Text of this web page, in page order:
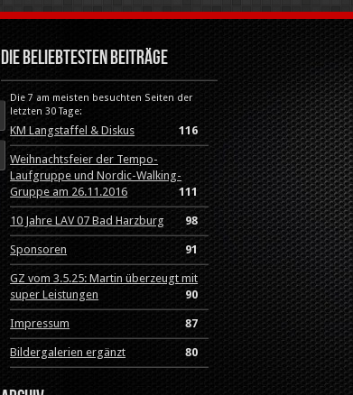
Die beliebtesten Beiträge
Die 7 am meisten besuchten Seiten der
letzten 30 Tage:
KM Langstaffel & Diskus 116
Weihnachtsfeier der Tempo-
Laufgruppe und Nordic-Walking-
Gruppe am 26.11.2016
111
10 Jahre LAV 07 Bad Harzburg 98
Sponsoren 91
GZ vom 3.5.25: Martin überzeugt mit
super Leistungen
90
Impressum 87
Bildergalerien ergänzt 80